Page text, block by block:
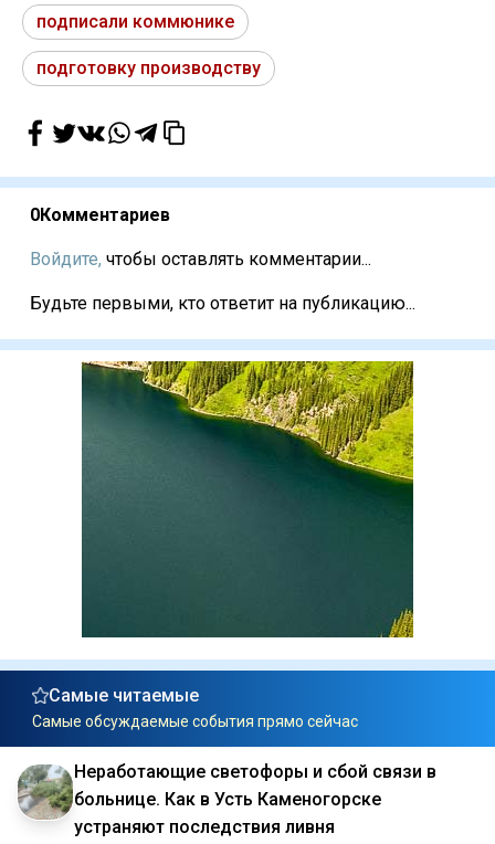
подписали коммюнике
подготовку производству
0Комментариев
Войдите, чтобы оставлять комментарии...
Будьте первыми, кто ответит на публикацию...
Самые читаемые
Самые обсуждаемые события прямо сейчас
Неработающие светофоры и сбой связи в
больнице. Как в Усть Каменогорске
устраняют последствия ливня